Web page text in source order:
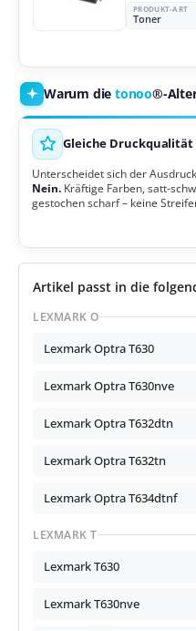
PRODUKT-ART
Toner
Warum die tonoo®-
Gleiche Druckqualität
Unterscheidet sich der
Nein. Kräftige Farben, satt-
gestochen scharf – keine
Artikel passt in die
LEXMARK O
Lexmark Optra T630
Lexmark Optra T630nve
Lexmark Optra T632dtn
Lexmark Optra T632tn
Lexmark Optra T634dtnf
LEXMARK T
Lexmark T630
Lexmark T630nve